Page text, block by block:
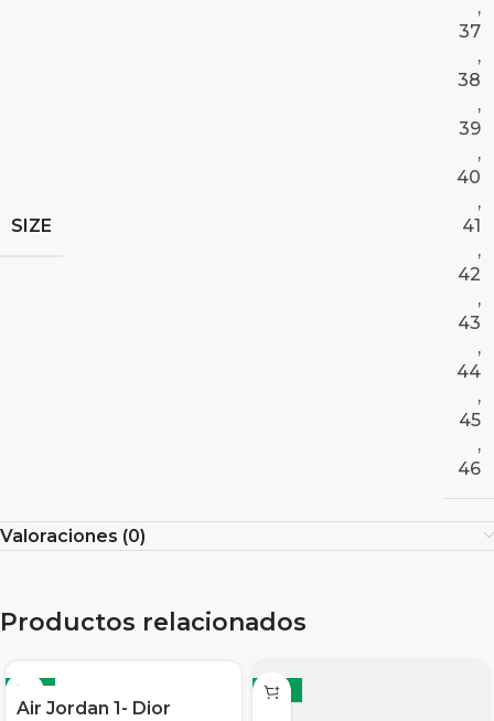
SIZE
,
37
,
38
,
39
,
40
,
41
,
42
,
43
,
44
,
45
,
46
Valoraciones (0)
Productos relacionados
-12%
Air Jordan 1- Dior
-12%